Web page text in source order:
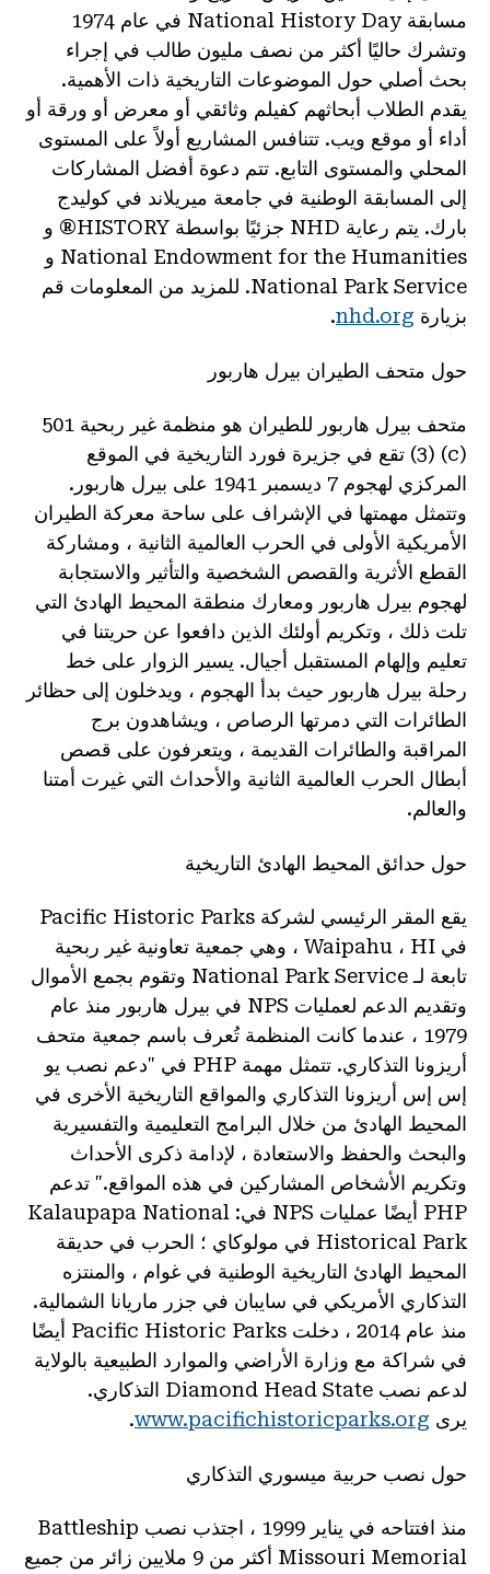
مسابقة National History Day في عام 1974
وتشرك حاليًا أكثر من نصف مليون طالب في إجراء
بحث أصلي حول الموضوعات التاريخية ذات الأهمية.
يقدم الطلاب أبحاثهم كفيلم وثائقي أو معرض أو ورقة أو
أداء أو موقع ويب. تتنافس المشاريع أولاً على المستوى
المحلي والمستوى التابع. تتم دعوة أفضل المشاركات
إلى المسابقة الوطنية في جامعة ميريلاند في كوليدج
بارك. يتم رعاية NHD جزئيًا بواسطة HISTORY® و
National Endowment for the Humanities و
National Park Service. للمزيد من المعلومات قم
بزيارة nhd.org
.
حول متحف الطيران بيرل هاربور
متحف بيرل هاربور للطيران هو منظمة غير ربحية 501
(c) (3) تقع في جزيرة فورد التاريخية في الموقع
المركزي لهجوم 7 ديسمبر 1941 على بيرل هاربور.
وتتمثل مهمتها في الإشراف على ساحة معركة الطيران
الأمريكية الأولى في الحرب العالمية الثانية ، ومشاركة
القطع الأثرية والقصص الشخصية والتأثير والاستجابة
لهجوم بيرل هاربور ومعارك منطقة المحيط الهادئ التي
تلت ذلك ، وتكريم أولئك الذين دافعوا عن حريتنا في
تعليم وإلهام المستقبل أجيال. يسير الزوار على خط
رحلة بيرل هاربور حيث بدأ الهجوم ، ويدخلون إلى حظائر
الطائرات التي دمرتها الرصاص ، ويشاهدون برج
المراقبة والطائرات القديمة ، ويتعرفون على قصص
أبطال الحرب العالمية الثانية والأحداث التي غيرت أمتنا
والعالم.
حول حدائق المحيط الهادئ التاريخية
يقع المقر الرئيسي لشركة Pacific Historic Parks
في Waipahu ، HI ، وهي جمعية تعاونية غير ربحية
تابعة لـ National Park Service وتقوم بجمع الأموال
وتقديم الدعم لعمليات NPS في بيرل هاربور منذ عام
1979 ، عندما كانت المنظمة تُعرف باسم جمعية متحف
أريزونا التذكاري. تتمثل مهمة PHP في "دعم نصب يو
إس إس أريزونا التذكاري والمواقع التاريخية الأخرى في
المحيط الهادئ من خلال البرامج التعليمية والتفسيرية
والبحث والحفظ والاستعادة ، لإدامة ذكرى الأحداث
وتكريم الأشخاص المشاركين في هذه المواقع." تدعم
PHP أيضًا عمليات NPS في: Kalaupapa National
Historical Park في مولوكاي ؛ الحرب في حديقة
المحيط الهادئ التاريخية الوطنية في غوام ، والمنتزه
التذكاري الأمريكي في سايبان في جزر ماريانا الشمالية.
منذ عام 2014 ، دخلت Pacific Historic Parks أيضًا
في شراكة مع وزارة الأراضي والموارد الطبيعية بالولاية
لدعم نصب Diamond Head State التذكاري.
يرى www.pacifichistoricparks.org
.
حول نصب حربية ميسوري التذكاري
منذ افتتاحه في يناير 1999 ، اجتذب نصب Battleship
Missouri Memorial أكثر من 9 ملايين زائر من جميع